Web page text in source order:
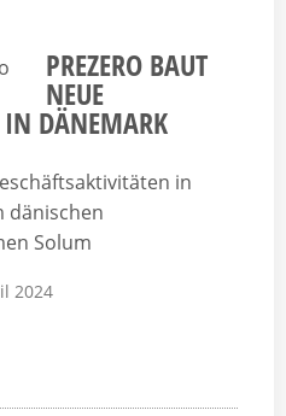
PREZERO BAUT
NEUE
IN DÄNEMARK
in
dänischen
Solum
2024